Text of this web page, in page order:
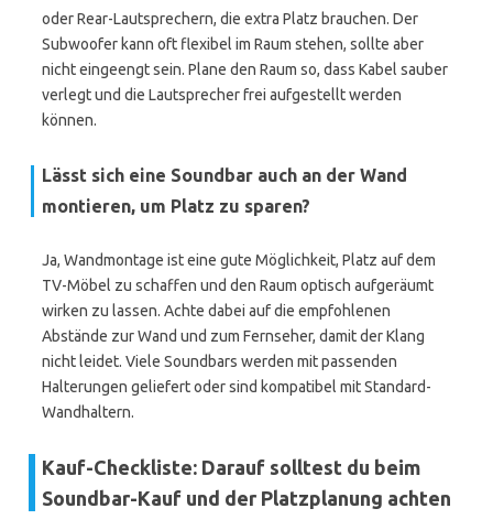
oder Rear-Lautsprechern, die extra Platz brauchen. Der
Subwoofer kann oft flexibel im Raum stehen, sollte aber
nicht eingeengt sein. Plane den Raum so, dass Kabel sauber
verlegt und die Lautsprecher frei aufgestellt werden
können.
Lässt sich eine Soundbar auch an der Wand
montieren, um Platz zu sparen?
Ja, Wandmontage ist eine gute Möglichkeit, Platz auf dem
TV-Möbel zu schaffen und den Raum optisch aufgeräumt
wirken zu lassen. Achte dabei auf die empfohlenen
Abstände zur Wand und zum Fernseher, damit der Klang
nicht leidet. Viele Soundbars werden mit passenden
Halterungen geliefert oder sind kompatibel mit Standard-
Wandhaltern.
Kauf-Checkliste: Darauf solltest du beim
Soundbar-Kauf und der Platzplanung achten